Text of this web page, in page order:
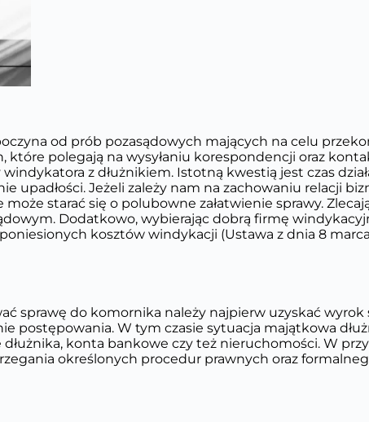
od prób pozasądowych mających na celu
które polegają na wysyłaniu korespondencji oraz
z dłużnikiem. Istotną kwestią jest czas
upadłości. Jeżeli zależy nam na zachowaniu relacji
starać się o polubowne załatwienie sprawy.
Dodatkowo, wybierając dobrą firmę
kosztów windykacji (Ustawa z dnia 8 marca
sprawę do komornika należy najpierw uzyskać wyrok
postępowania. W tym czasie sytuacja majątkowa
konta bankowe czy też nieruchomości. W
określonych procedur prawnych oraz